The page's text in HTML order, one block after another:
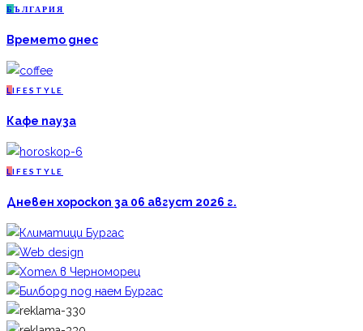
Б ЪЛГАРИЯ
Времето днес
L IFESTYLE
Кафе пауза
L IFESTYLE
Дневен хороскоп за 06 август 2026 г.